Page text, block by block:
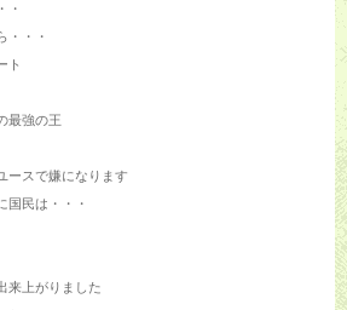
・
・・・
ト
最強の王
ースで嫌になります
国民は・・・
来上がりました